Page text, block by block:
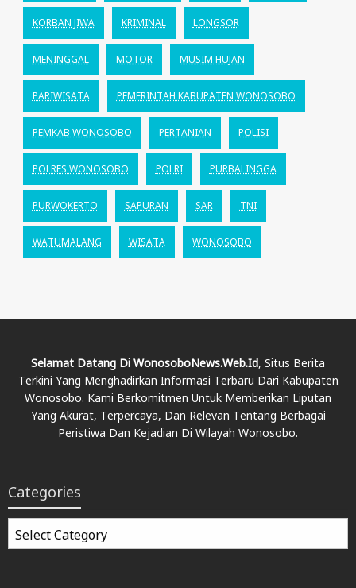
KORBAN JIWA KRIMINAL LONGSOR
MENINGGAL MOTOR MUSIM HUJAN
PARIWISATA PEMERINTAH KABUPATEN WONOSOBO
PEMKAB WONOSOBO PERTANIAN POLISI
POLRES WONOSOBO POLRI PURBALINGGA
PURWOKERTO SAPURAN SAR TNI
WATUMALANG WISATA WONOSOBO
Selamat Datang Di WonosoboNews.web.id, Situs Berita
Terkini Yang Menghadirkan Informasi Terbaru Dari Kabupaten
Wonosobo. Kami Berkomitmen Untuk Memberikan Liputan
Yang Akurat, Terpercaya, Dan Relevan Tentang Berbagai
Peristiwa Dan Kejadian Di Wilayah Wonosobo.
Categories
Categories